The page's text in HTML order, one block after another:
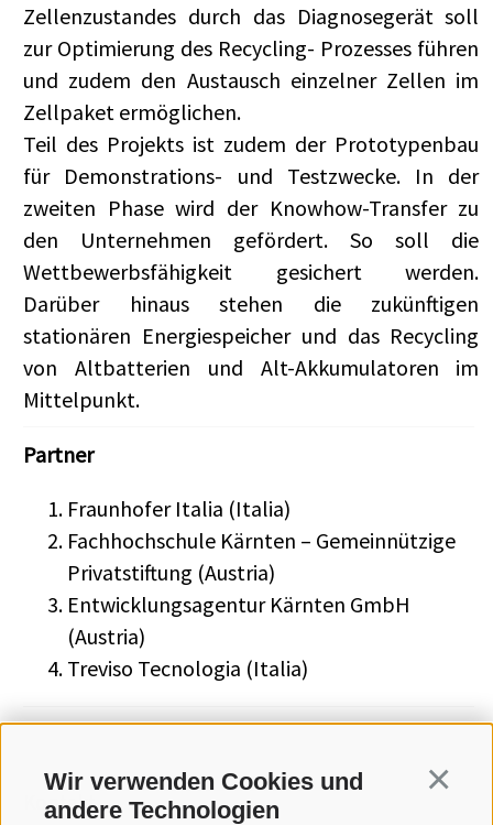
Wir verwenden Cookies und
andere Technologien
Zellenzustandes durch das Diagnosegerät soll
zur Optimierung des Recycling- Prozesses führen
und zudem den Austausch einzelner Zellen im
Zellpaket ermöglichen.
Teil des Projekts ist zudem der Prototypenbau
für Demonstrations- und Testzwecke. In der
zweiten Phase wird der Knowhow-Transfer zu
den Unternehmen gefördert. So soll die
Wettbewerbsfähigkeit gesichert werden.
Darüber hinaus stehen die zukünftigen
stationären Energiespeicher und das Recycling
von Altbatterien und Alt-Akkumulatoren im
Mittelpunkt.
Partner
Fraunhofer Italia (Italia)
Fachhochschule Kärnten – Gemeinnützige
Privatstiftung (Austria)
Entwicklungsagentur Kärnten GmbH
(Austria)
Treviso Tecnologia (Italia)
Kontakt